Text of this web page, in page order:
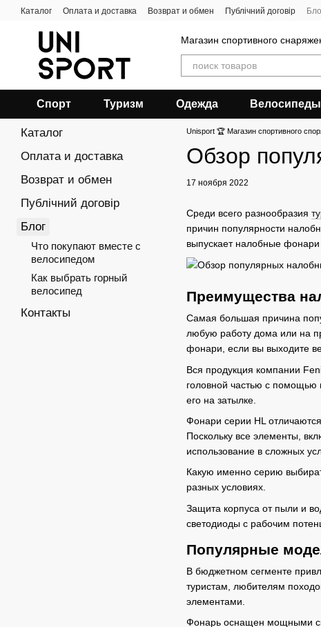
Перейти к основному контенту
Каталог Оплата и доставка Возврат и обмен Публічний договір
Магазин спортивного
Спорт Туризм Одежда Велосипеды
Unisport 🏆 Магазин спортивного
Обзор
17 ноября 2022
Среди всего разнообразия
причин популярности
выпускает налобные
Преимущества
Самая большая причина
любую работу дома или на
фонари, если вы выходите
Вся продукция компании
головной частью с помощью
его на затылке.
Фонари серии HL
Поскольку все элементы,
использование в сложных
Какую именно серию
разных условиях.
Защита корпуса от пыли и
светодиоды с рабочим
Популярные
В бюджетном сегменте
туристам, любителям
элементами.
Фонарь оснащен мощными
Каталог
Оплата и доставка
Возврат и обмен
Публічний договір
Блог
Что покупают вместе с
велосипедом
Как выбрать горный
велосипед
Контакты